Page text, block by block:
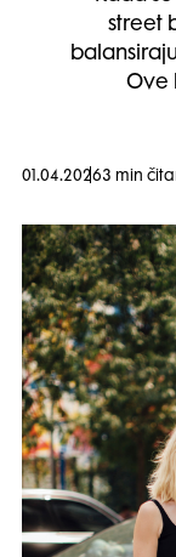
street
Ove
01.04.20263 min